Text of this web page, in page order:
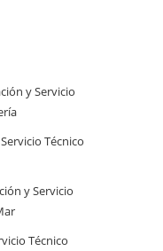
y Servicio
Técnico
y Servicio
Técnico